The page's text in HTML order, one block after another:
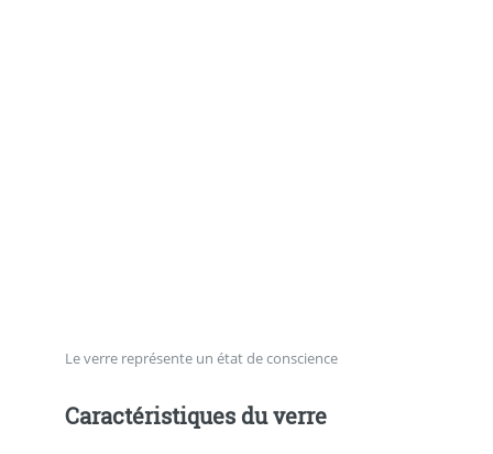
Le verre représente un état de conscience
Caractéristiques du verre